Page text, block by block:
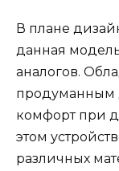
В плане
данная
аналогов.
продуманным
комфорт при
этом
различных